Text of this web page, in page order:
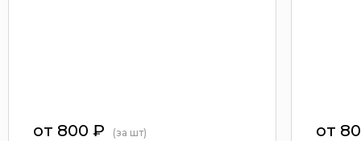
от 800 ₽ (за шт) от